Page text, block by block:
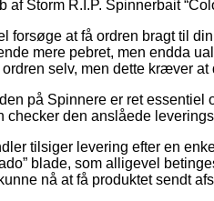
af Storm R.I.P. Spinnerbait
forsøge at få ordren bragt til
mere pebret, men endda
selv, men dette kræver
på Spinnere er ret essentiel
checker den anslåede
tilsiger levering efter en
blade, som alligevel
nå at få produktet sendt